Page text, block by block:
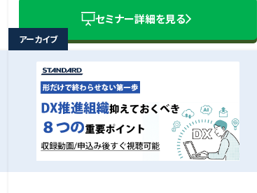
セミナー詳細を見る
アーカイブ